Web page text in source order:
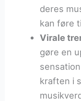
deres
kan føre
Virale
gøre en
kraften i